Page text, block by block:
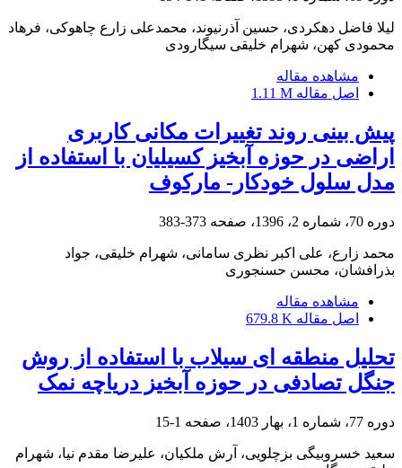
لیلا فاضل دهکردی، حسین آذرنیوند، محمدعلی زارع چاهوکی، فرهاد
محمودی کهن، شهرام خلیقی سیگارودی
مشاهده مقاله
اصل مقاله 1.11 M
پیش بینی روند تغییرات مکانی کاربری
اراضی در حوزه آبخیز کسیلیان با استفاده از
مدل سلول خودکار- مارکوف
دوره 70، شماره 2، 1396، صفحه 373-383
محمد زارع، علی اکبر نظری سامانی، شهرام خلیقی، جواد
بذرافشان، محسن حسنجوری
مشاهده مقاله
اصل مقاله 679.8 K
تحلیل منطقه ای سیلاب با استفاده از روش
جنگل تصادفی در حوزه آبخیز دریاچه نمک
دوره 77، شماره 1، بهار 1403، صفحه 1-15
سعید خسروبیگی بزچلویی، آرش ملکیان، علیرضا مقدم نیا، شهرام